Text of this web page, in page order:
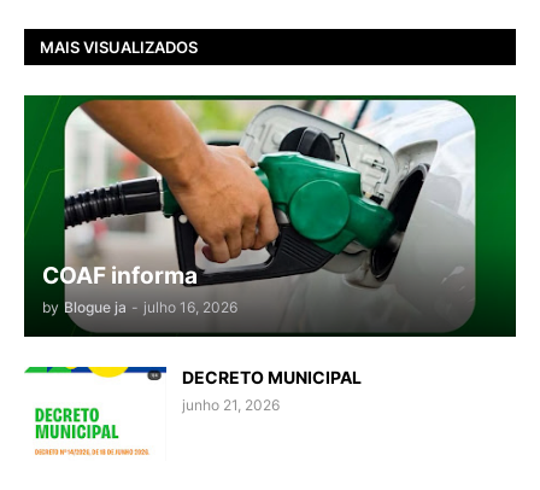
MAIS VISUALIZADOS
COAF informa
by Blogue ja - julho 16, 2026
DECRETO MUNICIPAL
junho 21, 2026